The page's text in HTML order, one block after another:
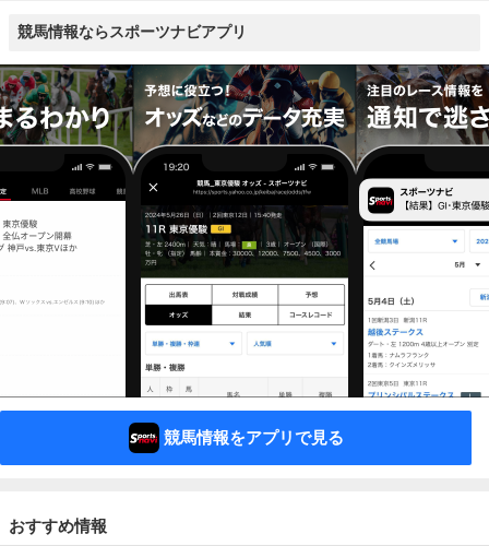
競馬情報ならスポーツナビアプリ
競馬情報をアプリで見る
おすすめ情報